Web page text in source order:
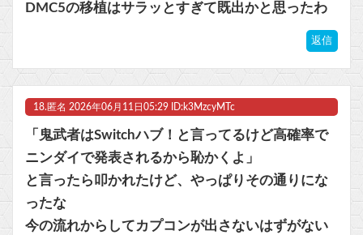
DMC5の移植はサラッとすぎて既出かと思ったわ
返信
18. 匿名 2026年06月11日05:29 ID:k3MzcyMTc
「鬼武者はSwitchハブ！と言ってるけど高確率で
ニンダイで発表されるから恥かくよ」
と言ったら叩かれたけど、やっぱりその通りにな
ったな
今の流れからしてカプコンが出さないはずがない